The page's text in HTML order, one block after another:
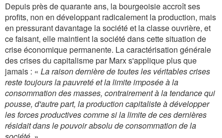
Depuis près de quarante ans, la bourgeoisie accroît ses
profits, non en développant radicalement la production, mais
en pressurant davantage la société et la classe ouvrière, et
ce faisant, elle maintient la société dans cette situation de
crise économique permanente. La caractérisation générale
des crises du capitalisme par Marx s'applique plus que
jamais : « La raison dernière de toutes les véritables crises
reste toujours la pauvreté et la limite imposée à la
consommation des masses, contrairement à la tendance qui
pousse, d'autre part, la production capitaliste à développer
les forces productives comme si la limite de ces dernières
résidait dans le pouvoir absolu de consommation de la